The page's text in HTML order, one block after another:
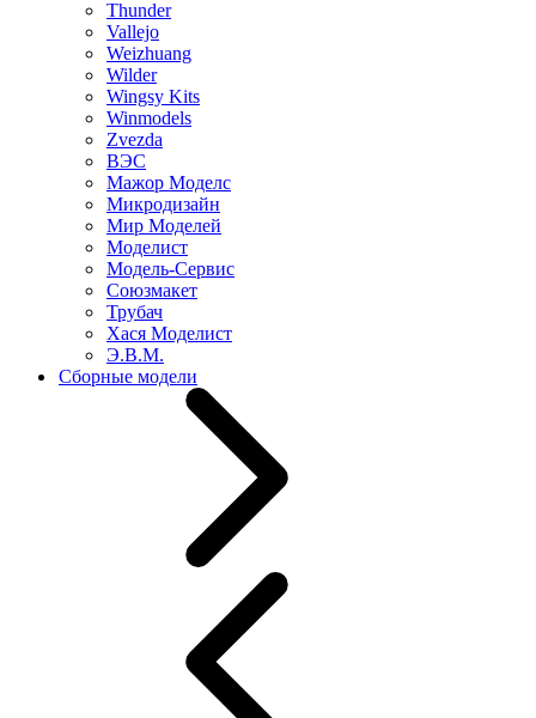
Thunder
Vallejo
Weizhuang
Wilder
Wingsy Kits
Winmodels
Zvezda
ВЭС
Мажор Моделс
Микродизайн
Мир Моделей
Моделист
Модель-Сервис
Союзмакет
Трубач
Хася Моделист
Э.В.М.
Сборные модели